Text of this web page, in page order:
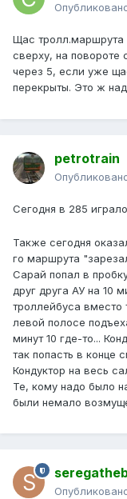
Щас тролл.маршрута
сверху, на повороте
через 5, если уже
перекрыты. Это ж
petrotrain
Сегодня в 285
Также сегодня
го маршрута
Сарай попал в
друг друга АУ на 10
троллейбуса вместо
левой полосе
минут 10 где-то...
так попасть в конце
Кондуктор на весь
Те, кому надо было
были немало